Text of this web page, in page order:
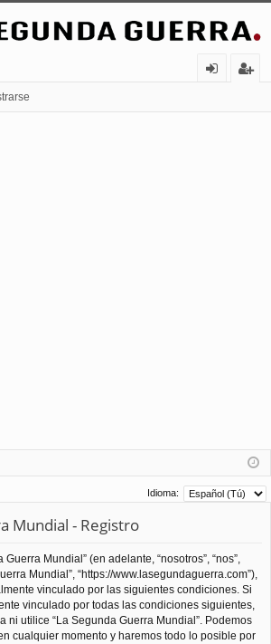
Idioma:
Mundial - Registro
Mundial” (en adelante, “nosotros”, “nos”,
Mundial”, “https://www.lasegundaguerra.com”),
vinculado por las siguientes condiciones. Si
vinculado por todas las condiciones siguientes,
ni utilice “La Segunda Guerra Mundial”. Podemos
cualquier momento y haremos todo lo posible por